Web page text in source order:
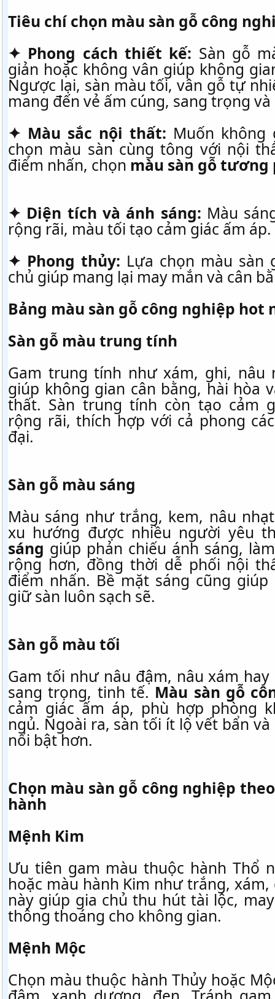
Tiêu chí chọn màu sàn gỗ công
✦ Phong cách thiết kế: Sàn gỗ
giản hoặc không vân giúp không
Ngược lại, sàn màu tối, vân gỗ tự
mang đến vẻ ấm cúng, sang trọng và
✦ Màu sắc nội thất: Muốn không
chọn màu sàn cùng tông với nội
điểm nhấn, chọn màu sàn gỗ tương
✦ Diện tích và ánh sáng: Màu
rộng rãi, màu tối tạo cảm giác ấm áp.
✦ Phong thủy: Lựa chọn màu sàn
chủ giúp mang lại may mắn và cân
Bảng màu sàn gỗ công nghiệp hot
Sàn gỗ màu trung tính
Gam trung tính như xám, ghi, nâu
giúp không gian cân bằng, hài hòa
thất. Sàn trung tính còn tạo cảm
rộng rãi, thích hợp với cả phong
đại.
Sàn gỗ màu sáng
Màu sáng như trắng, kem, nâu
xu hướng được nhiều người yêu
sáng giúp phản chiếu ánh sáng,
rộng hơn, đồng thời dễ phối nội
điểm nhấn. Bề mặt sáng cũng
giữ sàn luôn sạch sẽ.
Sàn gỗ màu tối
Gam tối như nâu đậm, nâu xám
sang trọng, tinh tế. Màu sàn gỗ
cảm giác ấm áp, phù hợp phòng
ngủ. Ngoài ra, sàn tối ít lộ vết bẩn
nổi bật hơn.
Chọn màu sàn gỗ công nghiệp
hành
Mệnh Kim
Ưu tiên gam màu thuộc hành Thổ
hoặc màu hành Kim như trắng, xám,
này giúp gia chủ thu hút tài lộc,
thông thoáng cho không gian.
Mệnh Mộc
Chọn màu thuộc hành Thủy hoặc